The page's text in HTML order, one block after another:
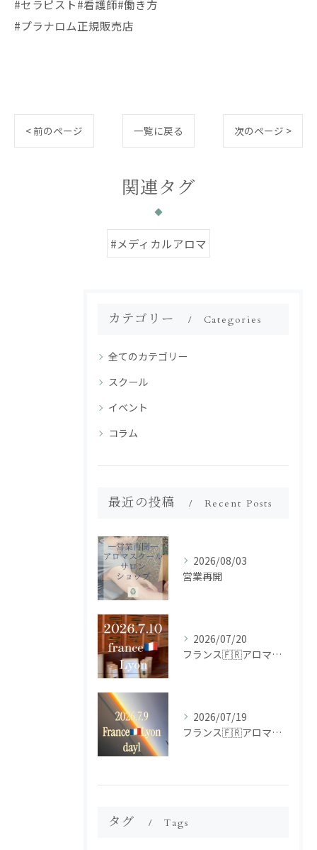
#セラピスト#看護師#働き方
#プラナロム正規販売店
< 前のページ 一覧に戻る 次のページ >
関連タグ
#メディカルアロマ
カテゴリー Categories
全てのカテゴリー
スクール
イベント
コラム
最近の投稿 Recent Posts
2026/08/03
営業再開
2026/07/20
フランス🇫🇷アロマ研修ツアー𝗱𝗮𝘆𝟮
2026/07/19
フランス🇫🇷アロマ研修ツアー𝗱𝗮𝘆𝟭
タグ Tags